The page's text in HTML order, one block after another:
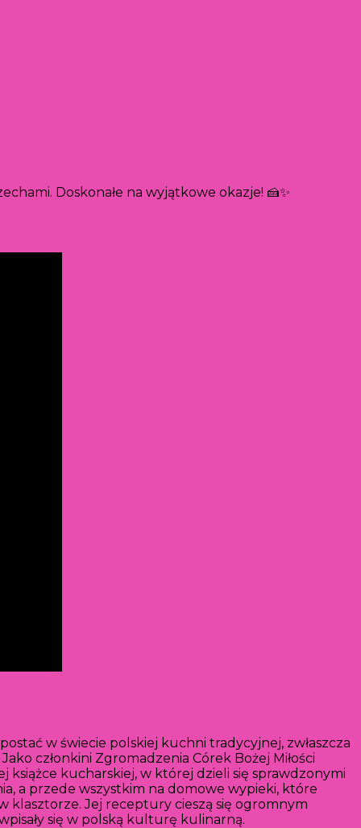
Doskonałe na wyjątkowe okazje! 🍰✨
w świecie polskiej kuchni tradycyjnej, zwłaszcza
członkini Zgromadzenia Córek Bożej Miłości
książce kucharskiej, w której dzieli się sprawdzonymi
a przede wszystkim na domowe wypieki, które
klasztorze. Jej receptury cieszą się ogromnym
się w polską kulturę kulinarną.